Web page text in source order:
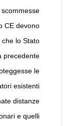
CE devono
lo Stato
precedente
le
esistenti
distanze
e quelli